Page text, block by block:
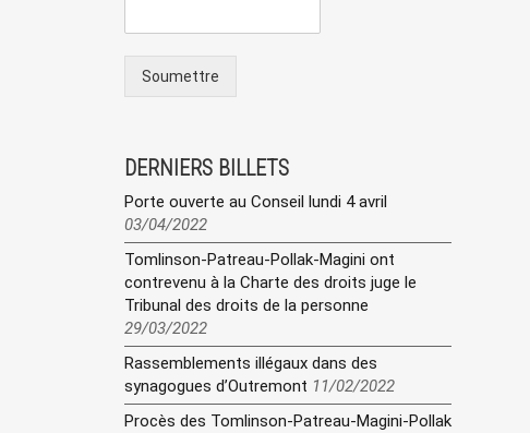
Soumettre
DERNIERS BILLETS
Porte ouverte au Conseil lundi 4 avril
03/04/2022
Tomlinson-Patreau-Pollak-Magini ont
contrevenu à la Charte des droits juge le
Tribunal des droits de la personne
29/03/2022
Rassemblements illégaux dans des
synagogues d’Outremont 11/02/2022
Procès des Tomlinson-Patreau-Magini-Pollak